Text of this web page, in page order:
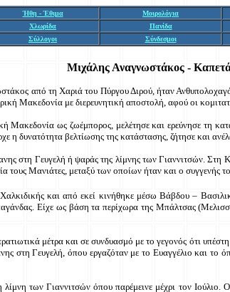
Ήθη - Έθιμα Μοιρολόγια
Χλωρίδα Πανίδα
Σύλλογοι Σύνδεσμοι
ΜιχάληςΑναγνωστάκος -
από τη Χαριά του Πύργου Διρού, ήταν
Μακεδονία με διερευνητική αποστολή, αφού οι
Μακεδονία ως ζωέμπορος, μελέτησε και ερεύνησε τη
η δυνατότητα βελτίωσης της κατάστασης, ζήτησε και
στη Γευγελή ή ψαράς της λίμνης των Γιαννιτσών. Στη
τους Μανιάτες, μεταξύ των οποίων ήταν και ο συγγενής
και από εκεί κινήθηκε μέσω Βάβδου –
Είχε ως βάση τα περίχωρα της Μπάλτσας
μέτρα και σε συνδυασμό με το γεγονός ότι
Γευγελή, όπου εργαζόταν με το Ευαγγέλιο και το
των Γιαννιτσών όπου παρέμεινε μέχρι τον Ιούλιο.